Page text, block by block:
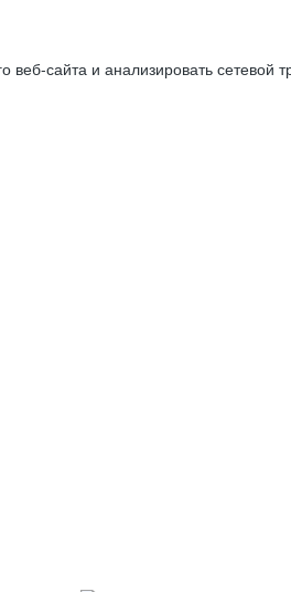
сайта и анализировать сетевой